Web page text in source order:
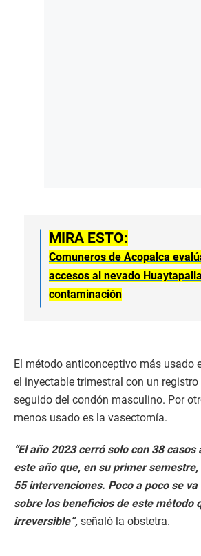
MIRA ESTO:
Comuneros de Acopalca
accesos al nevado
contaminación
El método anticonceptivo más usado
el inyectable trimestral con un
seguido del condón masculino. Por
menos usado es la vasectomía.
“El año 2023 cerró solo con 38
este año que, en su primer
55 intervenciones. Poco a poco se
sobre los beneficios de este método
irreversible”, señaló la obstetra.